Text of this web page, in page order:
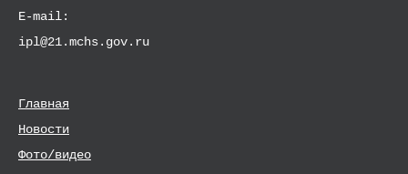
E-mail:
ipl@21.mchs.gov.ru
Главная
Новости
Фото/видео